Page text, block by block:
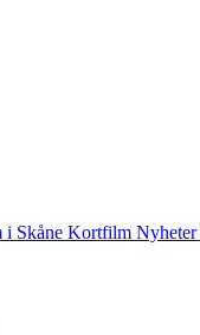
i Skåne Kortfilm Nyheter